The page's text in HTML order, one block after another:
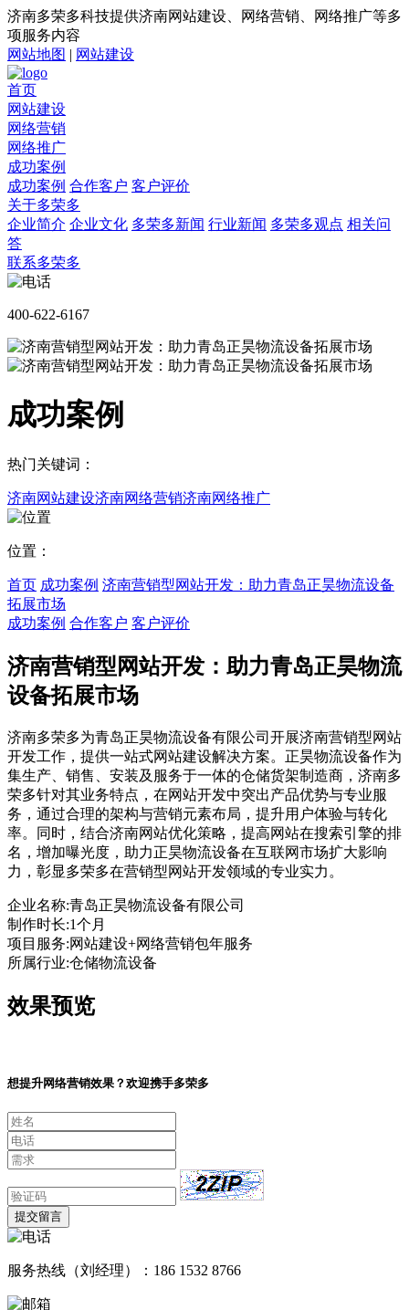
济南多荣多科技提供济南网站建设、网络营销、网络推广等多
项服务内容
网站地图 | 网站建设
首页
网站建设
网络营销
网络推广
成功案例
成功案例 合作客户 客户评价
关于多荣多
企业简介 企业文化 多荣多新闻 行业新闻 多荣多观点 相关问
答
联系多荣多
400-622-6167
成功案例
热门关键词：
济南网站建设济南网络营销济南网络推广
位置：
首页 成功案例 济南营销型网站开发：助力青岛正昊物流设备
拓展市场
成功案例 合作客户 客户评价
济南营销型网站开发：助力青岛正昊物流
设备拓展市场
济南多荣多为青岛正昊物流设备有限公司开展济南营销型网站
开发工作，提供一站式网站建设解决方案。正昊物流设备作为
集生产、销售、安装及服务于一体的仓储货架制造商，济南多
荣多针对其业务特点，在网站开发中突出产品优势与专业服
务，通过合理的架构与营销元素布局，提升用户体验与转化
率。同时，结合济南网站优化策略，提高网站在搜索引擎的排
名，增加曝光度，助力正昊物流设备在互联网市场扩大影响
力，彰显多荣多在营销型网站开发领域的专业实力。
企业名称:青岛正昊物流设备有限公司
制作时长:1个月
项目服务:网站建设+网络营销包年服务
所属行业:仓储物流设备
效果预览
想提升网络营销效果？欢迎携手多荣多
提交留言
服务热线（刘经理）：186 1532 8766